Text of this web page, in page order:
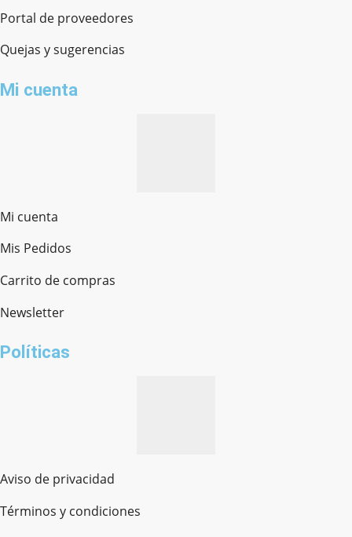
Portal de proveedores
Quejas y sugerencias
Mi cuenta
Mi cuenta
Mis Pedidos
Carrito de compras
Newsletter
Políticas
Aviso de privacidad
Términos y condiciones